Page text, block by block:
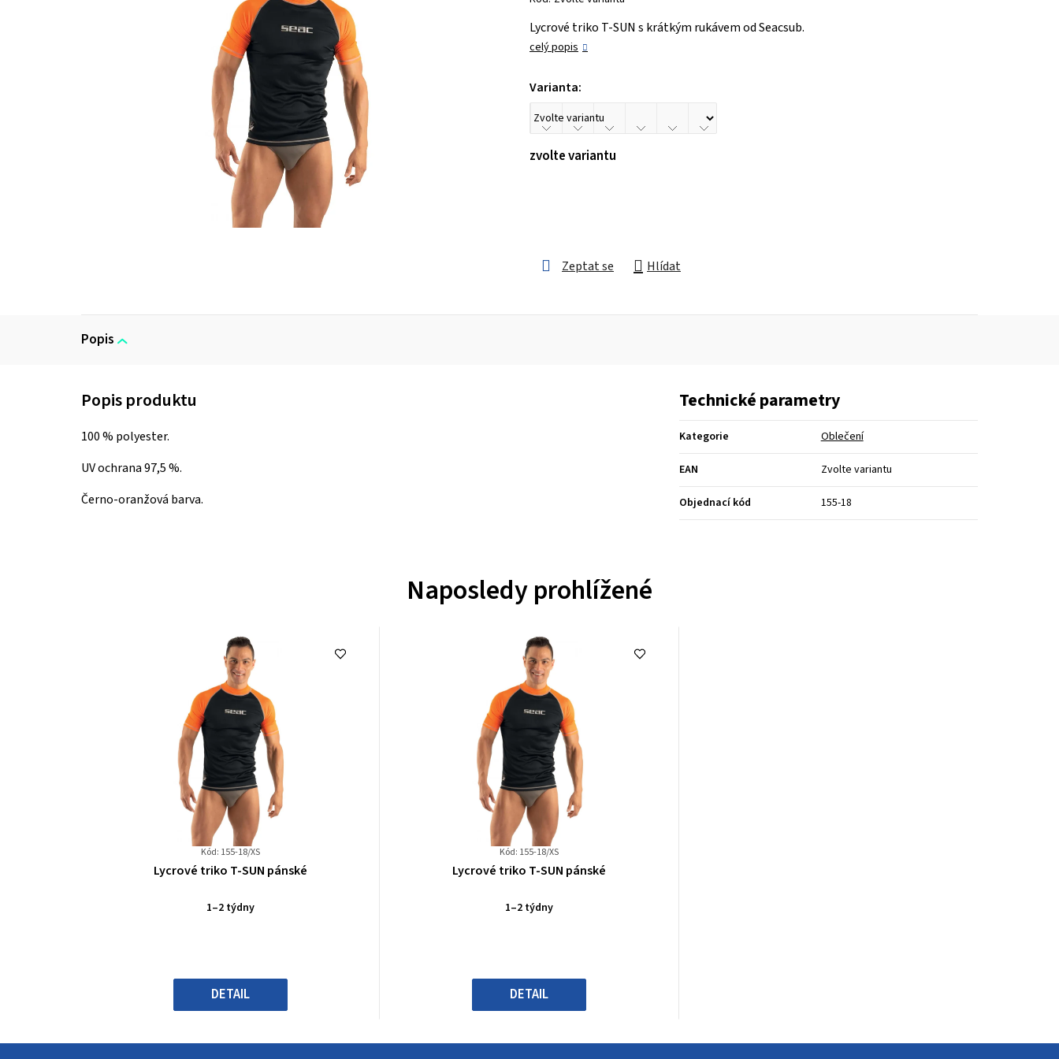
0,0
z 5
Lycrové triko T-SUN s krátkým rukávem od Seacsub.
celý popis
Varianta:
zvolte variantu
Zeptat se Hlídat
Popis
100 % polyester.
UV ochrana 97,5 %.
Černo-oranžová barva.
Technické parametry
Kategorie Oblečení
EAN Zvolte variantu
Objednací kód 155-18
Naposledy prohlížené
Kód: 155-18/XS
Průměrné
produktu
hvězdiček.
Lycrové triko T-SUN pánské
1–2 týdny
DETAIL
Kód: 155-18/XS
Průměrné
produktu
hvězdiček.
Lycrové triko T-SUN pánské
1–2 týdny
DETAIL